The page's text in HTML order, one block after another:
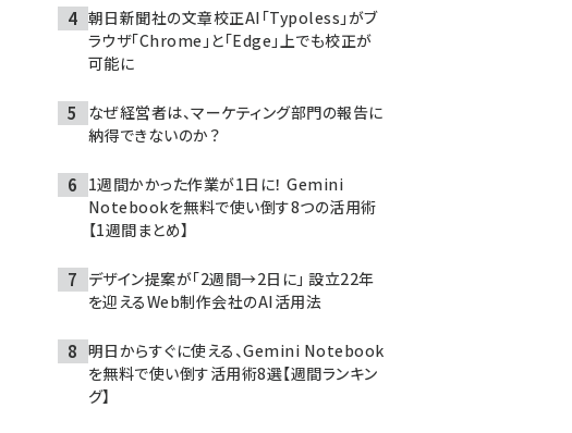
朝日新聞社の文章校正AI「Typoless」がブ
ラウザ「Chrome」と「Edge」上でも校正が
可能に
なぜ経営者は、マーケティング部門の報告に
納得できないのか？
1週間かかった作業が1日に！ Gemini
Notebookを無料で使い倒す8つの活用術
【1週間まとめ】
デザイン提案が「2週間→2日に」 設立22年
を迎えるWeb制作会社のAI活用法
明日からすぐに使える、Gemini Notebook
を無料で使い倒す活用術8選【週間ランキン
グ】